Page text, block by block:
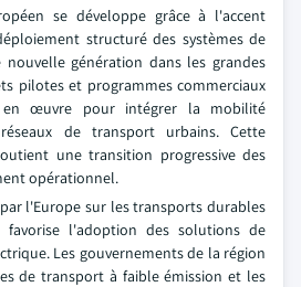
se développe grâce à l'accent
structuré des systèmes de
génération dans les grandes
pilotes et programmes commerciaux
en œuvre pour intégrer la mobilité
de transport urbains. Cette
une transition progressive des
opérationnel.
l'Europe sur les transports durables
l'adoption des solutions de
Les gouvernements de la région
de transport à faible émission et les